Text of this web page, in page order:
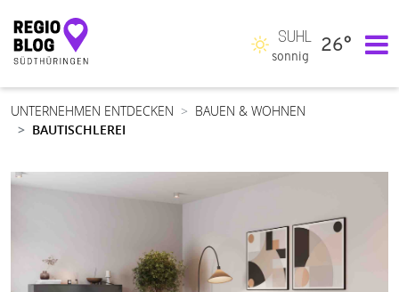
Hauptnavigation
SUHL
sonnig
26°
UNTERNEHMEN ENTDECKEN
BAUEN & WOHNEN
BAUTISCHLEREI